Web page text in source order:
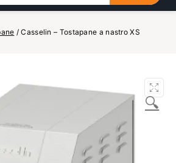
/ Casselin – Tostapane a nastro XS
🔍